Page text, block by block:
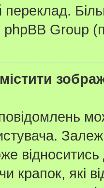
переклад.
phpBB Group
відноситись
крапок, які